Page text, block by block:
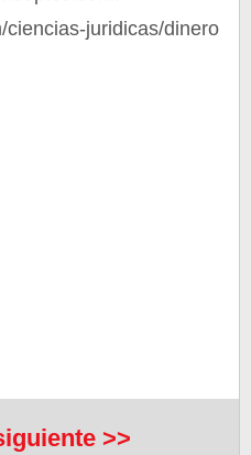
ciencias-juridicas/dinero
>>